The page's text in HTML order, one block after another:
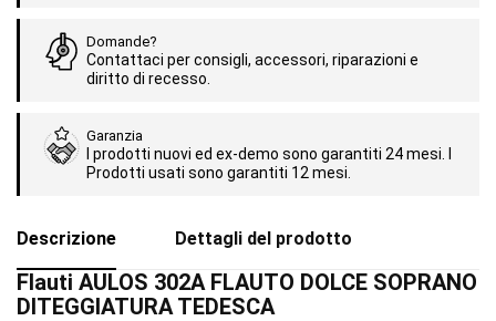
Domande?
Contattaci per consigli, accessori, riparazioni e
diritto di recesso.
Garanzia
I prodotti nuovi ed ex-demo sono garantiti 24 mesi. I
Prodotti usati sono garantiti 12 mesi.
Descrizione Dettagli del prodotto
Flauti AULOS 302A FLAUTO DOLCE SOPRANO
DITEGGIATURA TEDESCA